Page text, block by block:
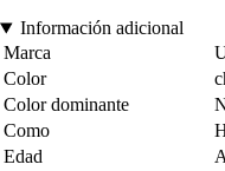
Información adicional
Marca
Color
Color dominante
Como
Edad